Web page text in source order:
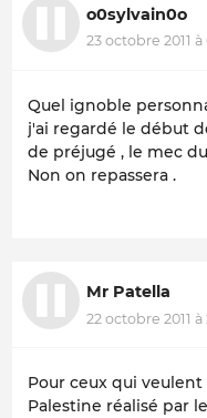
o0sylvain0o
23 octobre 2011 à
Quel ignoble
j'ai regardé le début
de préjugé , le mec
Non on repassera .
Mr Patella
22 octobre 2011 à
Pour ceux qui
Palestine réalisé par